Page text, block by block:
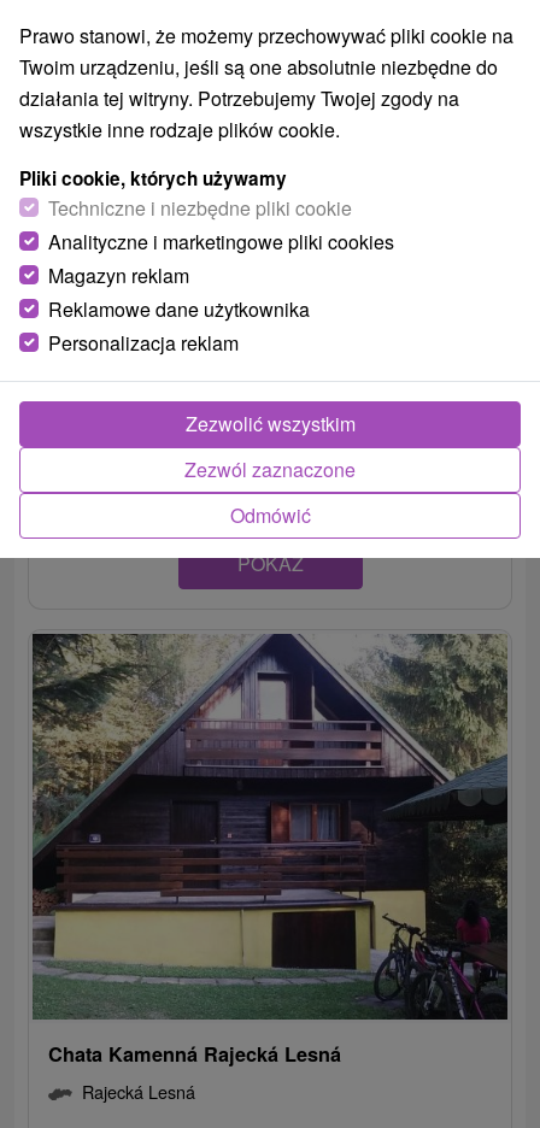
Rajecká chata Rajecká Lesná
Rajecká Lesná
Chata obklopená lesom, vzdialená 4 km od obce Rajecká
Lesná. Disponuje štyrmi spálňami a obývacou...
POKAZ
Chata Kamenná Rajecká Lesná
Rajecká Lesná
Prawo stanowi, że możemy przechowywać pliki cookie na
Twoim urządzeniu, jeśli są one absolutnie niezbędne do
działania tej witryny. Potrzebujemy Twojej zgody na
wszystkie inne rodzaje plików cookie.
Pliki cookie, których używamy
Techniczne i niezbędne pliki cookie
Analityczne i marketingowe pliki cookies
Magazyn reklam
Reklamowe dane użytkownika
Personalizacja reklam
Odmówić
Zezwól zaznaczone
Zezwolić wszystkim